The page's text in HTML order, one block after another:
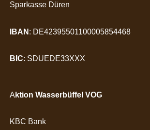
Sparkasse Düren
IBAN : DE42395501100005854468
BIC: SDUEDE33XXX
A ktion Wasserbüffel VOG
KBC Bank